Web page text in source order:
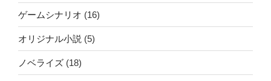
ゲームシナリオ (16)
オリジナル小説 (5)
ノベライズ (18)